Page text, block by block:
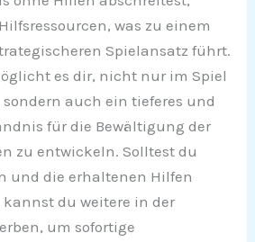
was zu einem
Spielansatz führt.
es dir, nicht nur im Spiel
auch ein tieferes und
für die Bewältigung der
zu entwickeln. Solltest du
und die erhaltenen Hilfen
du weitere in der
um sofortige